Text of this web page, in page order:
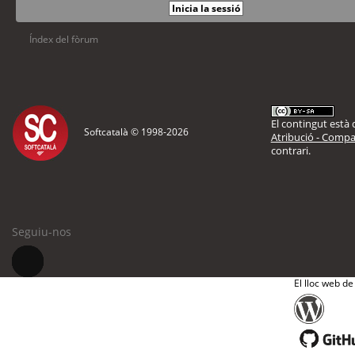
Índex del fòrum
Softcatalà © 1998-2026
El contingut està
Atribució -
contrari.
Seguiu-nos
El lloc web